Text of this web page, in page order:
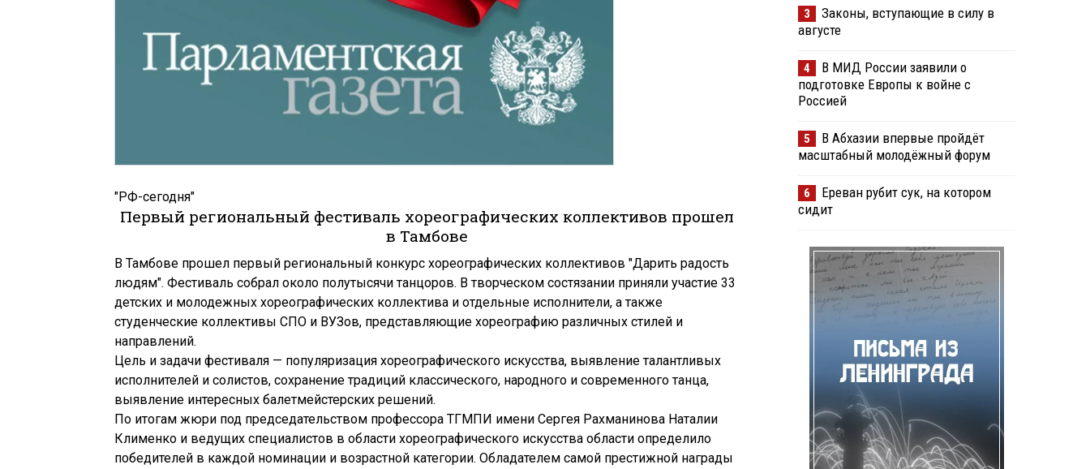
"РФ-сегодня"
Первый региональный фестиваль хореографических коллективов прошел
в Тамбове
В Тамбове прошел первый региональный конкурс хореографических коллективов "Дарить радость
людям". Фестиваль собрал около полутысячи танцоров. В творческом состязании приняли участие 33
детских и молодежных хореографических коллектива и отдельные исполнители, а также
студенческие коллективы СПО и ВУЗов, представляющие хореографию различных стилей и
направлений.
Цель и задачи фестиваля — популяризация хореографического искусства, выявление талантливых
исполнителей и солистов, сохранение традиций классического, народного и современного танца,
выявление интересных балетмейстерских решений.
По итогам жюри под председательством профессора ТГМПИ имени Сергея Рахманинова Наталии
Клименко и ведущих специалистов в области хореографического искусства области определило
победителей в каждой номинации и возрастной категории. Обладателем самой престижной награды
3
Законы, вступающие в силу в
августе
4
В МИД России заявили о
подготовке Европы к войне с
Россией
5
В Абхазии впервые пройдёт
масштабный молодёжный форум
6
Ереван рубит сук, на котором
сидит